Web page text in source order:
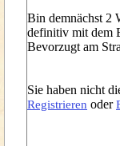
Bin demnächst 2
definitiv mit dem
Bevorzugt am
Sie haben nicht
Registrieren oder